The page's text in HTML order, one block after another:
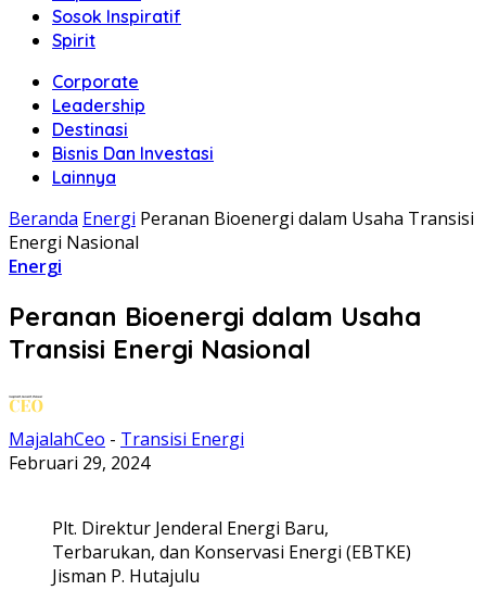
Sosok Inspiratif
Spirit
Corporate
Leadership
Destinasi
Bisnis Dan Investasi
Lainnya
Beranda Energi Peranan Bioenergi dalam Usaha Transisi
Energi Nasional
Energi
Peranan Bioenergi dalam Usaha
Transisi Energi Nasional
MajalahCeo - Transisi Energi
Februari 29, 2024
Plt. Direktur Jenderal Energi Baru,
Terbarukan, dan Konservasi Energi (EBTKE)
Jisman P. Hutajulu